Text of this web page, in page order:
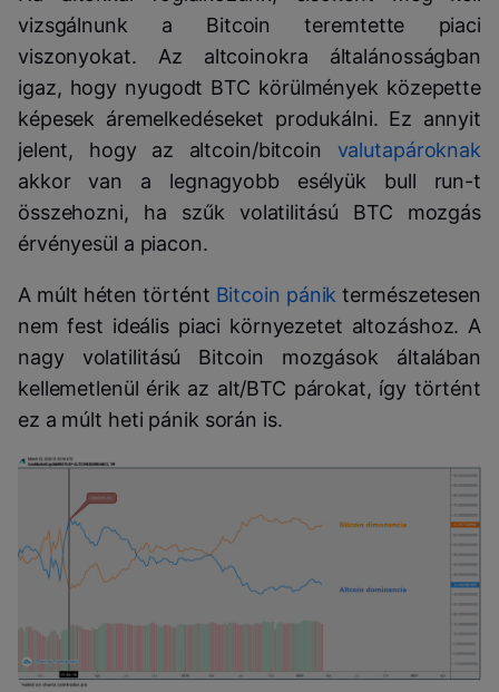
vizsgálnunk a Bitcoin teremtette piaci
viszonyokat. Az altcoinokra általánosságban
igaz, hogy nyugodt BTC körülmények közepette
képesek áremelkedéseket produkálni. Ez annyit
jelent, hogy az altcoin/bitcoin valutapároknak
akkor van a legnagyobb esélyük bull run-t
összehozni, ha szűk volatilitású BTC mozgás
érvényesül a piacon.
A múlt héten történt Bitcoin pánik természetesen
nem fest ideális piaci környezetet altozáshoz. A
nagy volatilitású Bitcoin mozgások általában
kellemetlenül érik az alt/BTC párokat, így történt
ez a múlt heti pánik során is.